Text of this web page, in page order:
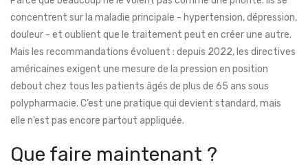
concentrent sur la maladie principale - hypertension, dépression,
douleur - et oublient que le traitement peut en créer une autre.
Mais les recommandations évoluent : depuis 2022, les directives
américaines exigent une mesure de la pression en position
debout chez tous les patients âgés de plus de 65 ans sous
polypharmacie. C’est une pratique qui devient standard, mais
elle n’est pas encore partout appliquée.
Que faire maintenant ?